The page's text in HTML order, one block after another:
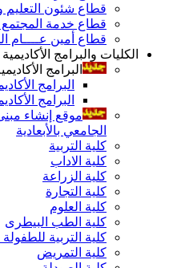
قطاع شئون التعليم
قطاع خدمة المجتمع
قطاع أمين عــــام
الكليات والبرامج الأكاديمية
البرامج
البرامج
البرامج
موقع إنشاء
الجامعي بالأبعادية
كلية التربية
كلية الاداب
كلية الزراعة
كلية التجارة
كلية العلوم
كلية الطب البيطرى
كلية التربية
كلية التمريض